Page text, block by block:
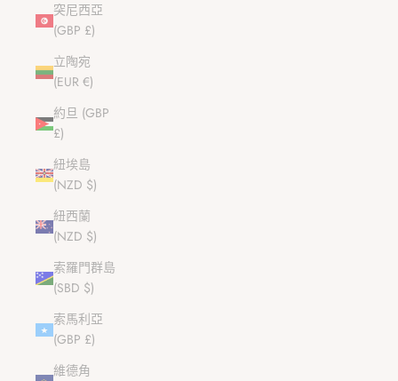
突尼西亞
(GBP £)
立陶宛
(EUR €)
約旦 (GBP
£)
紐埃島
(NZD $)
紐西蘭
(NZD $)
索羅門群島
(SBD $)
索馬利亞
(GBP £)
維德角